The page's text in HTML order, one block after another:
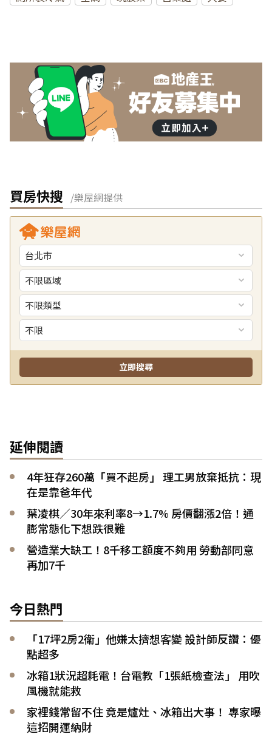
買房快搜 /樂屋網提供
延伸閱讀
4年狂存260萬「買不起房」 理工男放棄抵抗：現
在是靠爸年代
葉凌棋／30年來利率8→1.7% 房價翻漲2倍！通
膨常態化下想跌很難
營造業大缺工！8千移工額度不夠用 勞動部同意
再加7千
今日熱門
「17坪2房2衛」他嫌太擠想客變 設計師反讚：優
點超多
冰箱1狀況超耗電！台電教「1張紙檢查法」 用吹
風機就能救
家裡錢常留不住 竟是爐灶、冰箱出大事！ 專家曝
這招開運納財